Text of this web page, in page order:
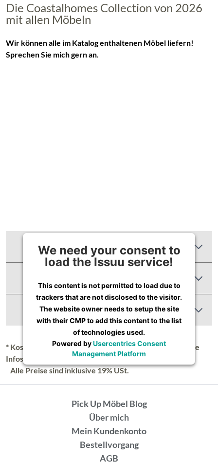
Die Coastalhomes Collection von 2026
mit allen Möbeln
Wir können alle im Katalog enthaltenen Möbel liefern!
Sprechen Sie mich gern an.
We need your consent to
load the Issuu service!
This content is not permitted to load due to
trackers that are not disclosed to the visitor.
The website owner needs to setup the site
with their CMP to add this content to the list
of technologies used.
Powered byUsercentrics Consent
Management Platform
Zusätzliche Informationen
Abbildung Ähnlich
* Kostenloser Versand in Deutschland (Festland), nähere
Infos unter
Lieferung & Versand.
Alle Preise sind inklusive 19% USt.
Pick Up Möbel Blog
Über mich
Mein Kundenkonto
Bestellvorgang
AGB